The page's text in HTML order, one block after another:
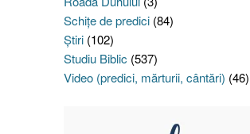
Schiţe de predici(84)
Ştiri(102)
Studiu Biblic (537)
Video (predici, mărturii, cântări) (46)